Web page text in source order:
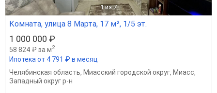
1 из 7
Комната, улица 8 Марта, 17 м², 1/5 эт.
1 000 000 ₽
58 824 ₽ за м2
Ипотека от 4 791 ₽ в месяц
Челябинская область, Миасский городской округ, Миасс,
Западный округ р-н